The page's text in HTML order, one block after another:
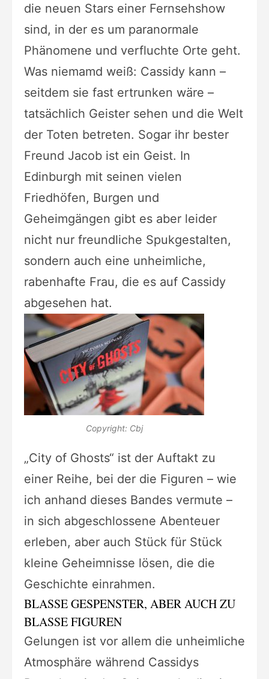
die neuen Stars einer Fernsehshow
sind, in der es um paranormale
Phänomene und verfluchte Orte geht.
Was niemamd weiß: Cassidy kann –
seitdem sie fast ertrunken wäre –
tatsächlich Geister sehen und die Welt
der Toten betreten. Sogar ihr bester
Freund Jacob ist ein Geist. In
Edinburgh mit seinen vielen
Friedhöfen, Burgen und
Geheimgängen gibt es aber leider
nicht nur freundliche Spukgestalten,
sondern auch eine unheimliche,
rabenhafte Frau, die es auf Cassidy
abgesehen hat.
Copyright: Cbj
„City of Ghosts“ ist der Auftakt zu
einer Reihe, bei der die Figuren – wie
ich anhand dieses Bandes vermute –
in sich abgeschlossene Abenteuer
erleben, aber auch Stück für Stück
kleine Geheimnisse lösen, die die
Geschichte einrahmen.
BLASSE GESPENSTER, ABER AUCH ZU
BLASSE FIGUREN
Gelungen ist vor allem die unheimliche
Atmosphäre während Cassidys